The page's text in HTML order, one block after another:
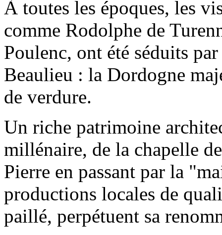
À toutes les époques, les
comme Rodolphe de
Poulenc, ont été séduits
Beaulieu : la Dordogne
de verdure.
Un riche patrimoine
millénaire, de la chapelle
Pierre en passant par la
productions locales de
paillé, perpétuent sa